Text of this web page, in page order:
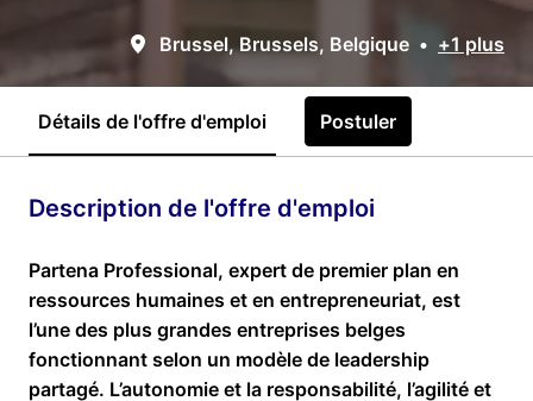
Brussel, Brussels, Belgique • +1 plus
Détails de l'offre d'emploi Postuler
Description de l'offre d'emploi
Partena Professional, expert de premier plan en
ressources humaines et en entrepreneuriat, est
l’une des plus grandes entreprises belges
fonctionnant selon un modèle de leadership
partagé. L’autonomie et la responsabilité, l’agilité et